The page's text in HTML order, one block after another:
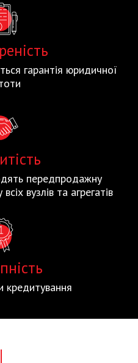
гарантія юридичної
передпродажну
вузлів та агрегатів
кредитування